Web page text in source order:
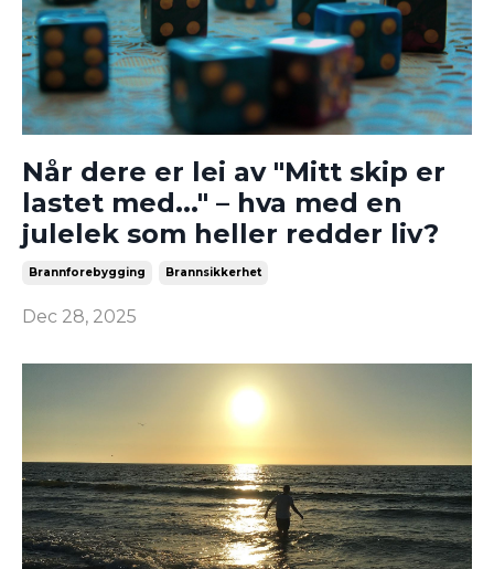
Når dere er lei av "Mitt skip er
lastet med..." – hva med en
julelek som heller redder liv?
Brannforebygging Brannsikkerhet
Dec 28, 2025